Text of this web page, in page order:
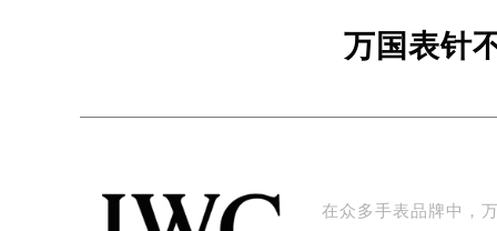
万国表针
在众多手表品牌中，